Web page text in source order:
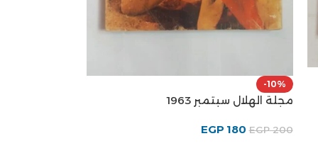
-10%
مجلة الهلال سبتمبر 1963
EGP200
EGP 180